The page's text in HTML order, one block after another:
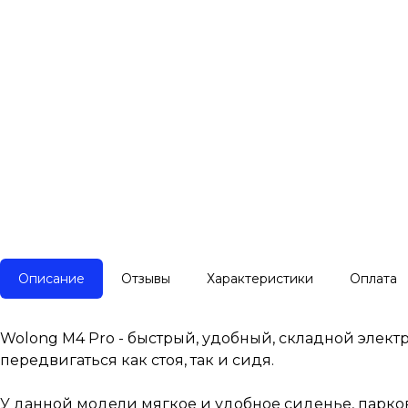
Описание Отзывы Характеристики Оплата
Wolong M4 Pro - быстрый, удобный, складной
передвигаться как стоя, так и сидя.
У данной модели мягкое и удобное сиденье,